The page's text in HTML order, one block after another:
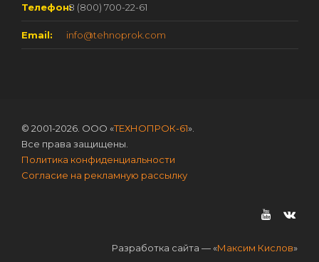
Телефон:8 (800) 700-22-61
Email: info@tehnoprok.com
© 2001-2026. ООО «ТЕХНОПРОК-61».
Все права защищены.
Политика конфиденциальности
Согласие на рекламную рассылку
Разработка сайта — «Максим Кислов»